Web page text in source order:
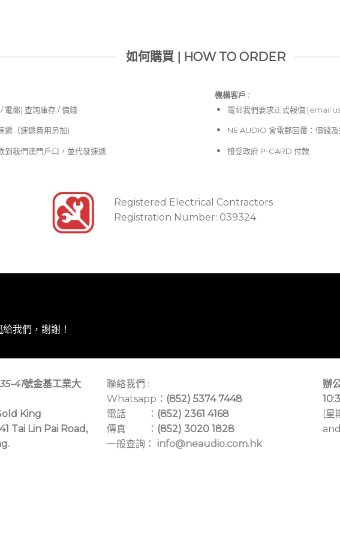
如何購買 | HOW TO ORDER
郵) 查詢庫存 / 價錢
遞（速遞費用另加)
到我們澳門戶口，並代發速遞
機構客戶 :​
電郵我們要求正式報價 [email
NE AUDIO 會電郵回覆：價錢
接受政府 P-CARD 付款
Registered Electrical Contractors
Registration Number: 039324
給我們，謝謝！
41號金基工業大
King
Tai Lin Pai Road,
聯絡我們 :
Whatsapp： (852) 5374 7448
電話 ： (852) 2361 4168
傳真 ： (852) 3020 1828
一般查詢： info@neaudio.com.hk
辦
(星